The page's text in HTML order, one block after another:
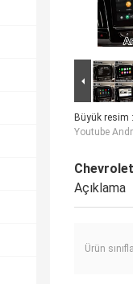
Büyük resim :
Youtube
Açıklama
Ürün